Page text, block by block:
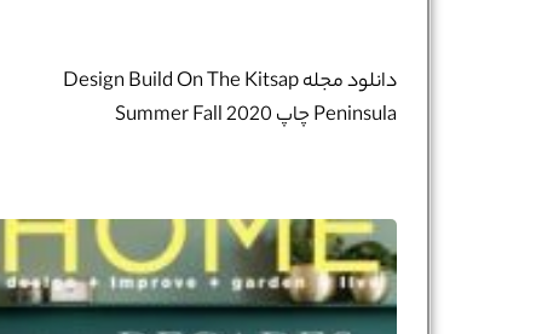
دانلود مجله Design Build On The Kitsap
Peninsula چاپ Summer Fall 2020